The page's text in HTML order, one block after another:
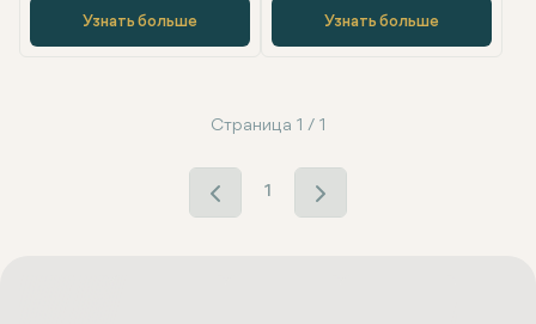
Узнать больше Узнать больше
Страница 1 / 1
1